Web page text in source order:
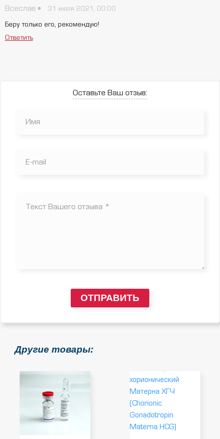
Всеслав 31 июля 2021, 00:00
Беру только его, рекомендую!
Ответить
Оставьте Ваш отзыв:
ОТПРАВИТЬ
Другие товары: